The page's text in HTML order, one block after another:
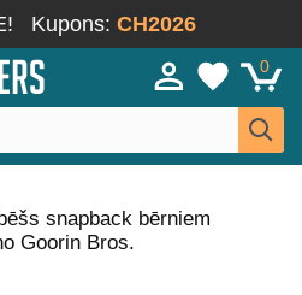
Kupons: CH2026
0
snapback bērniem
Goorin Bros.